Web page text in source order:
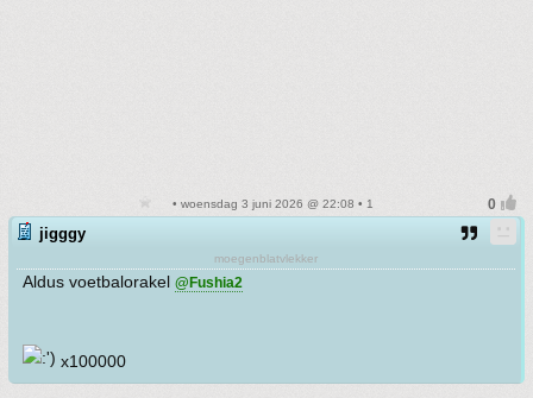
• woensdag 3 juni 2026 @ 22:08 • 1
jigggy
moegenblatvlekker
Aldus voetbalorakel @Fushia2
x100000